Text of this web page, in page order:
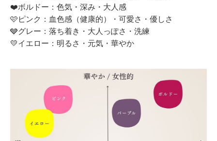
❤️ボルドー：色気・深み・大人感
🩷ピンク：血色感（健康的）・可愛さ・優しさ
🩶グレー：落ち着き・大人っぽさ・洗練
💛イエロー：明るさ・元気・華やか